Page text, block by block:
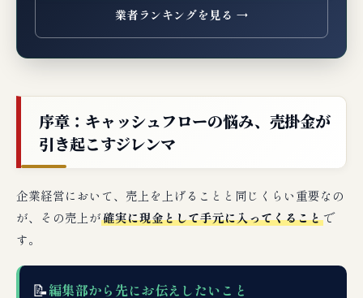
業者ランキングを見る →
序章：キャッシュフローの悩み、売掛金が
引き起こすジレンマ
企業経営において、売上を上げることと同じくらい重要なの
が、その売上が確実に現金として手元に入ってくることで
す。
📝編集部から先にお伝えしたいこと